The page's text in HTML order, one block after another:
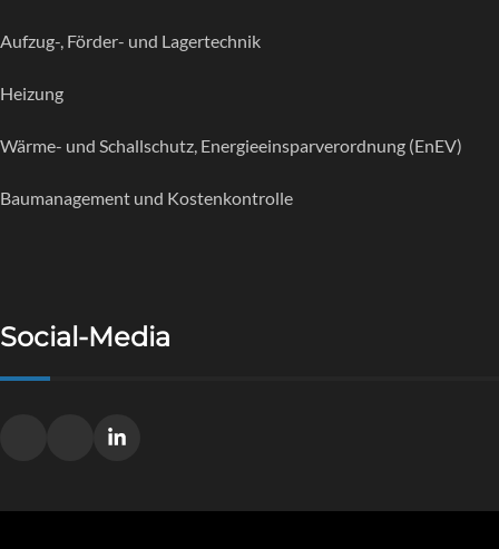
Aufzug-, Förder- und Lagertechnik
Heizung
Wärme- und Schallschutz, Energieeinsparverordnung (EnEV)
Baumanagement und Kostenkontrolle
Social-Media